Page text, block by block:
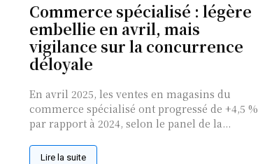
Commerce spécialisé : légère
embellie en avril, mais
vigilance sur la concurrence
déloyale
En avril 2025, les ventes en magasins du
commerce spécialisé ont progressé de +4,5 %
par rapport à 2024, selon le panel de la...
Lire la suite